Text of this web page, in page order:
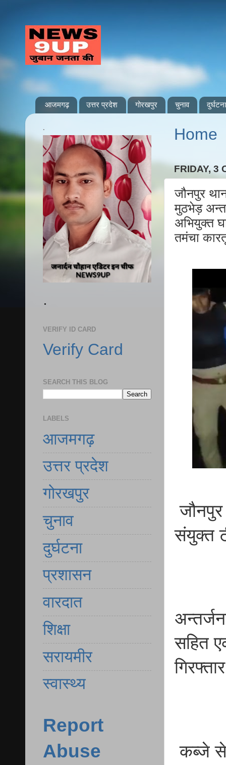
आजमगढ़ उत्तर प्रदेश गोरखपुर चुनाव दुर्घटना
Home
FRIDAY, 3
जौनपुर
मुठभेड़
अभियुक्त
तमंचा
संयुक्त
सहित
कब्जे से
.
.
VERIFY ID CARD
Verify Card
SEARCH THIS BLOG
LABELS
आजमगढ़
उत्तर प्रदेश
गोरखपुर
चुनाव
दुर्घटना
प्रशासन
वारदात
शिक्षा
सरायमीर
स्वास्थ्य
Report
Abuse